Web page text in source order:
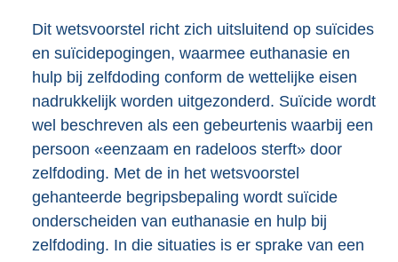
Dit wetsvoorstel richt zich uitsluitend op suïcides
en suïcidepogingen, waarmee euthanasie en
hulp bij zelfdoding conform de wettelijke eisen
nadrukkelijk worden uitgezonderd. Suïcide wordt
wel beschreven als een gebeurtenis waarbij een
persoon «eenzaam en radeloos sterft» door
zelfdoding. Met de in het wetsvoorstel
gehanteerde begripsbepaling wordt suïcide
onderscheiden van euthanasie en hulp bij
zelfdoding. In die situaties is er sprake van een